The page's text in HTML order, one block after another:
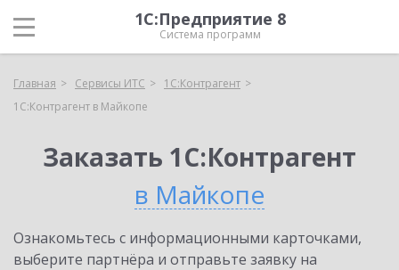
1С:Предприятие 8
Система программ
Главная Сервисы ИТС
1С:Контрагент
1С:Контрагент в Майкопе
Заказать 1С:Контрагент
в Майкопе
Ознакомьтесь с информационными карточками,
выберите партнёра и отправьте заявку на